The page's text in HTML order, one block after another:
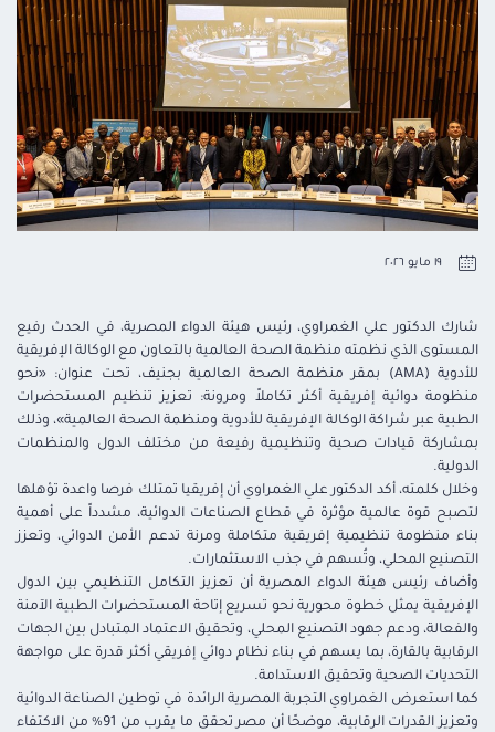
١٩ مايو ٢٠٢٦
شارك الدكتور علي الغمراوي، رئيس هيئة الدواء المصرية، في الحدث رفيع
المستوى الذي نظمته منظمة الصحة العالمية بالتعاون مع الوكالة الإفريقية
للأدوية (AMA) بمقر منظمة الصحة العالمية بجنيف، تحت عنوان: «نحو
منظومة دوائية إفريقية أكثر تكاملاً ومرونة: تعزيز تنظيم المستحضرات
الطبية عبر شراكة الوكالة الإفريقية للأدوية ومنظمة الصحة العالمية»، وذلك
بمشاركة قيادات صحية وتنظيمية رفيعة من مختلف الدول والمنظمات
الدولية.
وخلال كلمته، أكد الدكتور علي الغمراوي أن إفريقيا تمتلك فرصا واعدة تؤهلها
لتصبح قوة عالمية مؤثرة في قطاع الصناعات الدوائية، مشدداً على أهمية
بناء منظومة تنظيمية إفريقية متكاملة ومرنة تدعم الأمن الدوائي، وتعزز
التصنيع المحلي، وتُسهم في جذب الاستثمارات.
وأضاف رئيس هيئة الدواء المصرية أن تعزيز التكامل التنظيمي بين الدول
الإفريقية يمثل خطوة محورية نحو تسريع إتاحة المستحضرات الطبية الآمنة
والفعالة، ودعم جهود التصنيع المحلي، وتحقيق الاعتماد المتبادل بين الجهات
الرقابية بالقارة، بما يسهم في بناء نظام دوائي إفريقي أكثر قدرة على مواجهة
التحديات الصحية وتحقيق الاستدامة.
كما استعرض الغمراوي التجربة المصرية الرائدة في توطين الصناعة الدوائية
وتعزيز القدرات الرقابية، موضحًا أن مصر تحقق ما يقرب من 91% من الاكتفاء